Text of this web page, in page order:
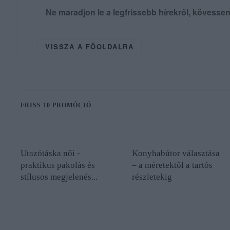
Ne maradjon le a legfrissebb hírekről,
VISSZA A FŐOLDALRA
FRISS 10 PROMÓCIÓ
Utazótáska női -
praktikus pakolás és
stílusos megjelenés...
Konyhabútor választása
– a méretektől a tartós
részletekig